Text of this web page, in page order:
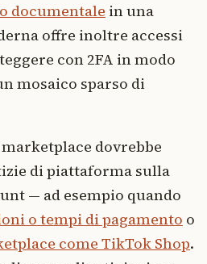
documentale in una
offre inoltre accessi
con 2FA in modo
mosaico sparso di
dovrebbe
di piattaforma sulla
— ad esempio quando
o tempi di pagamento o
come TikTok Shop.